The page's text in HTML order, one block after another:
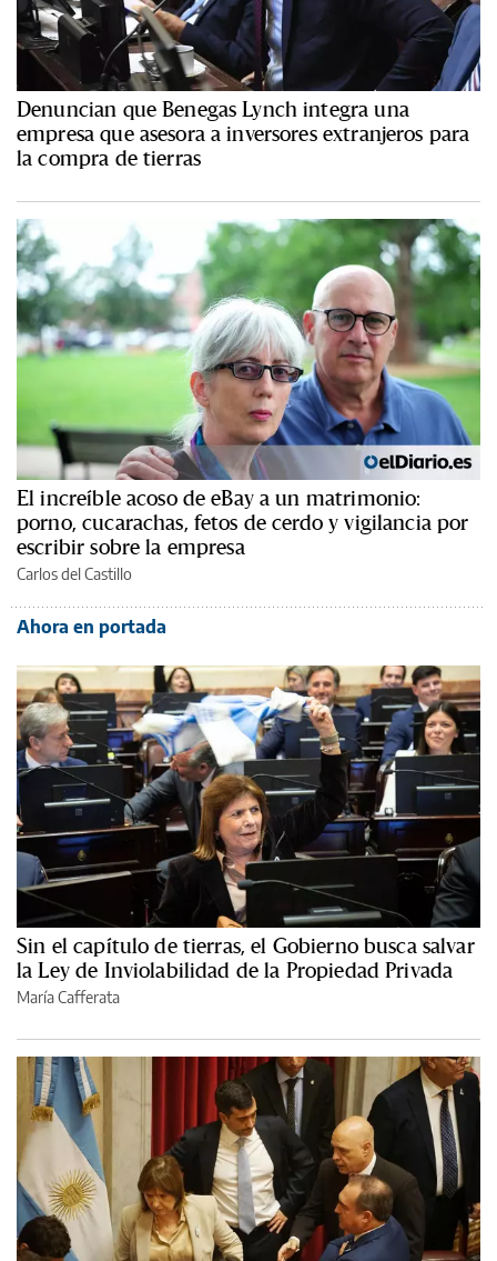
Denuncian que Benegas Lynch integra una
empresa que asesora a inversores extranjeros para
la compra de tierras
El increíble acoso de eBay a un matrimonio:
porno, cucarachas, fetos de cerdo y vigilancia por
escribir sobre la empresa
Carlos del Castillo
Ahora en portada
Sin el capítulo de tierras, el Gobierno busca salvar
la Ley de Inviolabilidad de la Propiedad Privada
María Cafferata